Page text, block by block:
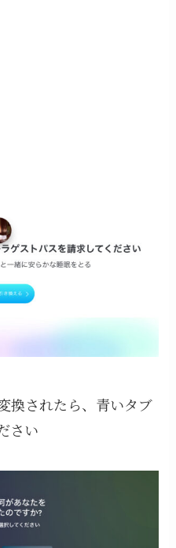
換されたら、青いタブ
さい